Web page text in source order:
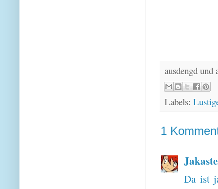
ausdengd
Labels:
1
Da ist